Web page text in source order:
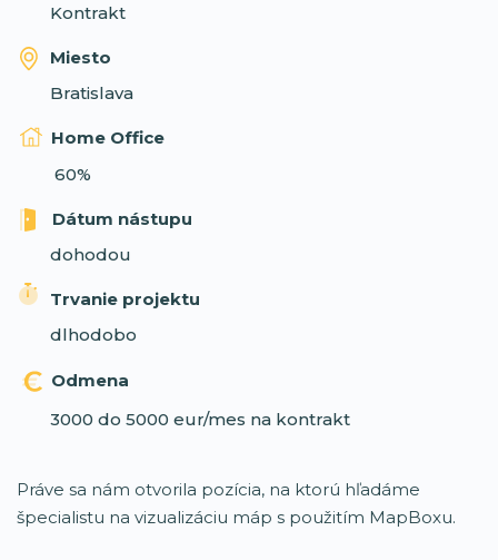
Kontrakt
Miesto
Bratislava
Home Office
60%
Dátum nástupu
dohodou
Trvanie projektu
dlhodobo
Odmena
3000 do 5000 eur/mes na kontrakt
Práve sa nám otvorila pozícia, na ktorú hľadáme
špecialistu na vizualizáciu máp s použitím MapBoxu.